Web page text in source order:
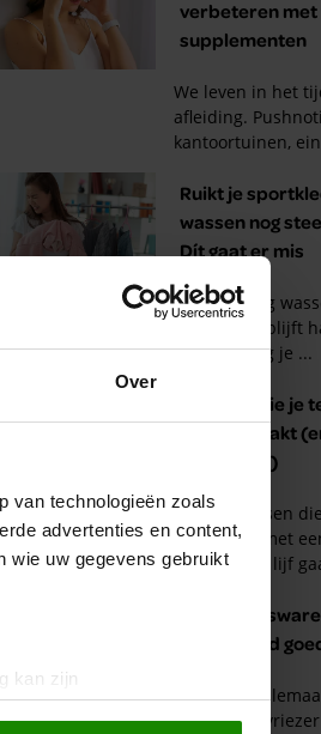
Over
van technologieën zoals
advertenties en content,
wie uw gegevens gebruikt
kan zijn